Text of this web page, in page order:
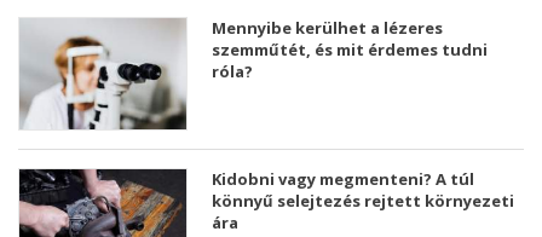
Mennyibe kerülhet a lézeres
szemműtét, és mit érdemes tudni
róla?
Kidobni vagy megmenteni? A túl
könnyű selejtezés rejtett környezeti
ára